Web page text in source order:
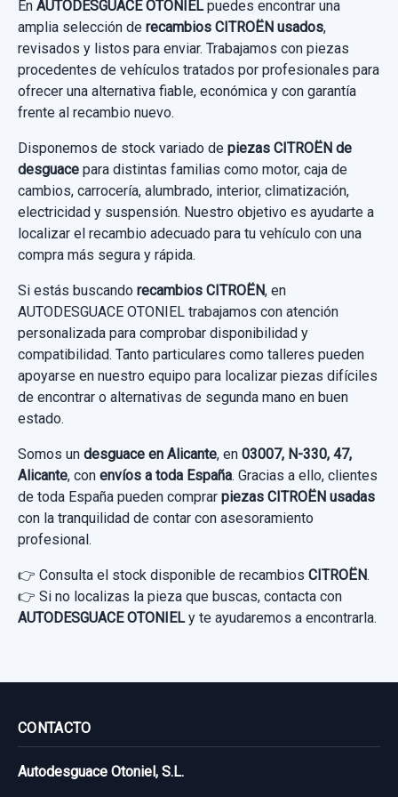
usado.
CITROËN C4 III (BA_, BB_, BC_) 1.2
PURETECH 130...
Garantía 1 año
Ref:1183632 OEM:9832063280
145,00 €
Sin IVA, gastos de envío no incluidos.
Consultar por whatsapp
PILOTO TRASERO IZQUIERDO 9831120680
PILOTO TRASERO IZQUIERDO 9831120680
CITROËN C4 III (BA_, BB_, BC_) 1.2
PURETECH 130...
Garantía 1 año
34,70 €
Sin IVA, gastos de envío no incluidos.
Consultar por whatsapp
9832713980
ELEVALUNAS TRASERO IZQUIERDO...
usado.
CITROËN C4 III (BA_, BB_, BC_) 1.2
PURETECH 130...
Garantía 1 año
Ref:1034611 OEM:9832713980
46,27 €
Sin IVA, gastos de envío no incluidos.
Consultar por whatsapp
87,60 €
Sin IVA, gastos de envío no incluidos.
Consultar por whatsapp
MANDO MULTIFUNCION 98519828ZD00
MANDO MULTIFUNCION 98519828ZD00
usado.
CITROËN C4 III (BA_, BB_, BC_) 1.2
PURETECH 130...
149,58 €
300,00 €
Sin IVA, gastos de envío no incluidos.
Consultar por whatsapp
VOLANTE 98406912ZD
VOLANTE 98406912ZD usado.
Ref:1034334 OEM:98406912ZD
76,85 €
AMORTIGUADOR DELANTERO DERECHO
9842991880
AMORTIGUADOR DELANTERO DERECHO...
usado.
CITROËN C4 III (BA_, BB_, BC_) 1.2
Garantía 1 año
Ref:1049847 OEM:9842991880
56,19 €
Sin IVA, gastos de envío no incluidos.
Consultar por whatsapp
En AUTODESGUACE OTONIELpuedes encontrar una
amplia selección de recambios CITROËN usados,
revisados y listos para enviar. Trabajamos con piezas
procedentes de vehículos tratados por profesionales para
ofrecer una alternativa fiable, económica y con garantía
frente al recambio nuevo.
Disponemos de stock variado de piezas CITROËN de
desguace para distintas familias como motor, caja de
cambios, carrocería, alumbrado, interior, climatización,
electricidad y suspensión. Nuestro objetivo es ayudarte a
localizar el recambio adecuado para tu vehículo con una
compra más segura y rápida.
Si estás buscando recambios CITROËN, en
AUTODESGUACE OTONIEL trabajamos con atención
personalizada para comprobar disponibilidad y
compatibilidad. Tanto particulares como talleres pueden
apoyarse en nuestro equipo para localizar piezas difíciles
de encontrar o alternativas de segunda mano en buen
estado.
Somos un desguace en Alicante, en 03007, N-330, 47,
Alicante, con envíos a toda España. Gracias a ello, clientes
de toda España pueden comprar piezas CITROËN usadas
con la tranquilidad de contar con asesoramiento
profesional.
👉 Consulta el stock disponible de recambios CITROËN.
👉 Si no localizas la pieza que buscas, contacta con
AUTODESGUACE OTONIELy te ayudaremos a encontrarla.
CONTACTO
Autodesguace Otoniel, S.L.